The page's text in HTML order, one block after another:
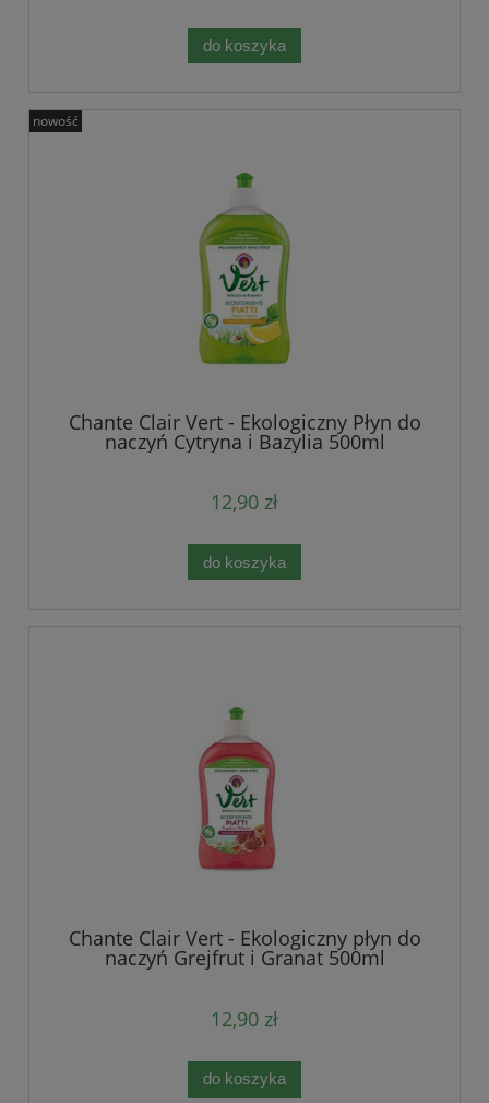
do koszyka
Chante Clair Vert - Ekologiczny Płyn do
naczyń Cytryna i Bazylia 500ml
12,90 zł
do koszyka
nowość
Chante Clair Vert - Ekologiczny płyn do
naczyń Grejfrut i Granat 500ml
12,90 zł
do koszyka